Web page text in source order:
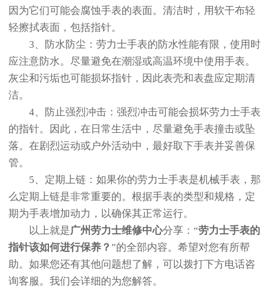
因为它们可能会腐蚀手表的表面。清洁时，用软干布轻
轻擦拭表面，包括指针。
3、防水防尘：劳力士手表的防水性能有限，使用时
应注意防水。尽量避免在潮湿或高温环境中使用手表。
灰尘和污垢也可能损坏指针，因此表壳和表盘应定期清
洁。
4、防止强烈冲击：强烈冲击可能会损坏劳力士手表
的指针。因此，在日常生活中，尽量避免手表撞击或坠
落。在剧烈运动或户外活动中，最好取下手表并妥善保
管。
5、定期上链：如果你的劳力士手表是机械手表，那
么定期上链是非常重要的。根据手表的类型和规格，定
期为手表增加动力，以确保其正常运行。
以上就是广州劳力士维修中心分享：“劳力士手表的
指针该如何进行保养？ ”的全部内容。希望对您有所帮
助。如果您还有其他问题想了解，可以拨打下方电话咨
询客服。我们会详细的为您解答。